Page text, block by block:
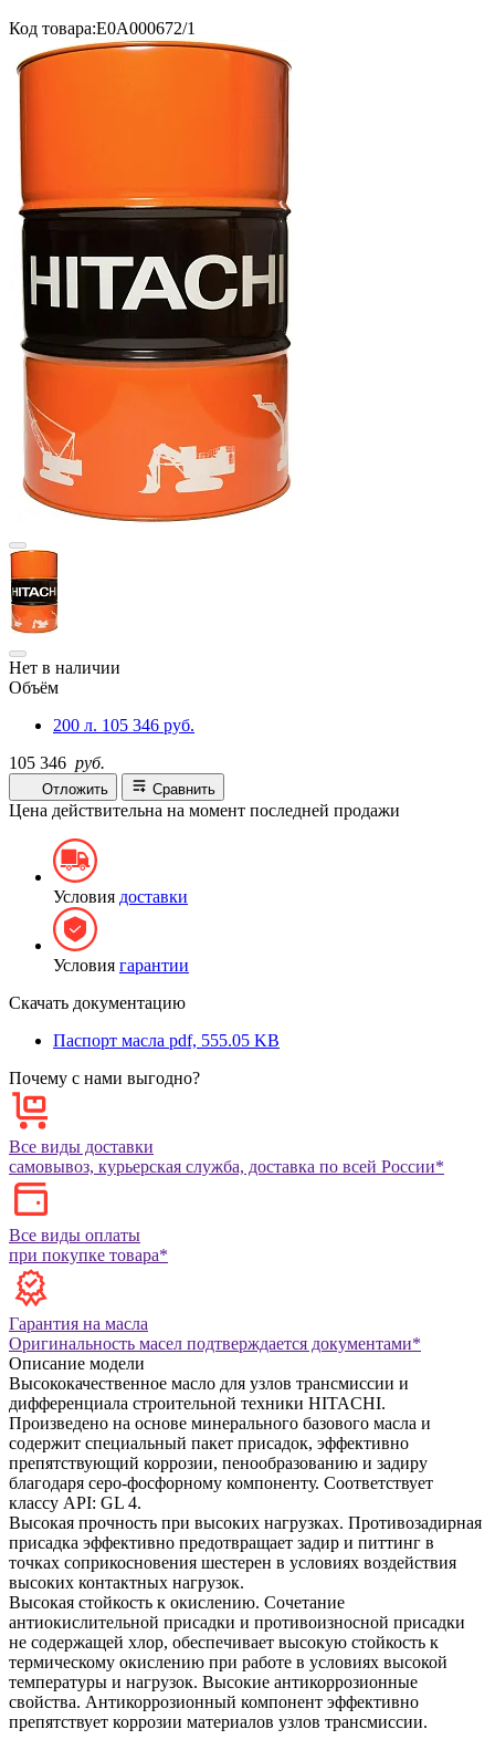
Код товара:E0A000672/1
Нет в наличии
Объём
200 л. 105 346 руб.
105 346 руб.
Отложить Сравнить
Цена действительна на момент последней продажи
Условия доставки
Условия гарантии
Скачать документацию
Паспорт масла pdf, 555.05 KB
Почему с нами выгодно?
Все виды доставки
самовывоз, курьерская служба, доставка по всей России*
Все виды оплаты
при покупке товара*
Гарантия на масла
Оригинальность масел подтверждается документами*
Описание модели
Высококачественное масло для узлов трансмиссии и
дифференциала строительной техники HITACHI.
Произведено на основе минерального базового масла и
содержит специальный пакет присадок, эффективно
препятствующий коррозии, пенообразованию и задиру
благодаря серо-фосфорному компоненту. Соответствует
классу API: GL 4.
Высокая прочность при высоких нагрузках. Противозадирная
присадка эффективно предотвращает задир и питтинг в
точках соприкосновения шестерен в условиях воздействия
высоких контактных нагрузок.
Высокая стойкость к окислению. Сочетание
антиокислительной присадки и противоизносной присадки
не содержащей хлор, обеспечивает высокую стойкость к
термическому окислению при работе в условиях высокой
температуры и нагрузок. Высокие антикоррозионные
свойства. Антикоррозионный компонент эффективно
препятствует коррозии материалов узлов трансмиссии.